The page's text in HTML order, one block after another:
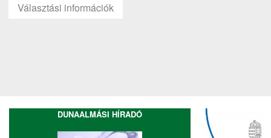
Választási információk
DUNAALMÁSI HÍRADÓ